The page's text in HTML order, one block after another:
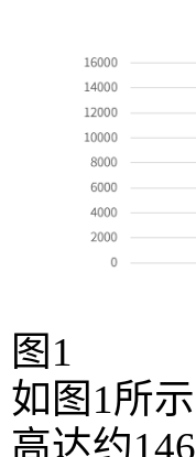
图1
如图1所
高达约